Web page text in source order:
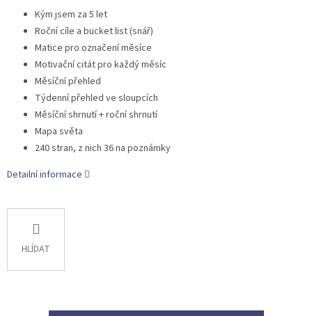
Kým jsem za 5 let
Roční cíle a bucket list (snář)
Matice pro označení měsíce
Motivační citát pro každý měsíc
Měsíční přehled
Týdenní přehled ve sloupcích
Měsíční shrnutí + roční shrnutí
Mapa světa
240 stran, z nich 36 na poznámky
Detailní informace
HLÍDAT